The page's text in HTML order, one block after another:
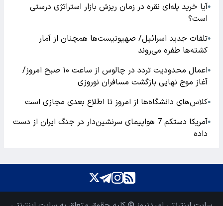
●آیا خرید پله‌ای نقره در زمان ریزش بازار استراتژی درستی
است؟
●تلفات جدید اسرائیل/ صهیونیست‌ها همچنان از آمار
کشته‌ها طفره می‌روند
●
اعمال محدودیت تردد در چالوس از ساعت ۱۰ صبح امروز/
آغاز موج نهایی بازگشت مسافران نوروزی
●کلاس‌های دانشگاه‌ها از امروز تا اطلاع بعدی مجازی است
●
آمریکا دستکم 7 هواپیمای سرنشین‌دار در جنگ ایران از دست
داده